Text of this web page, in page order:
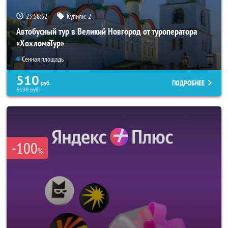
23:58:50 Купили: 2
Автобусный тур в Великий Новгород от туроператора
«ХохломаТур»
Сенная площадь
510 руб.
5190руб.
ПОДРОБНЕЕ
-100%